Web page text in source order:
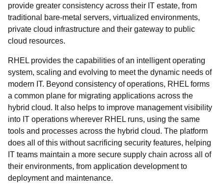
provide greater consistency across their IT estate, from
traditional bare-metal servers, virtualized environments,
private cloud infrastructure and their gateway to public
cloud resources.
RHEL provides the capabilities of an intelligent operating
system, scaling and evolving to meet the dynamic needs of
modern IT. Beyond consistency of operations, RHEL forms
a common plane for migrating applications across the
hybrid cloud. It also helps to improve management visibility
into IT operations wherever RHEL runs, using the same
tools and processes across the hybrid cloud. The platform
does all of this without sacrificing security features, helping
IT teams maintain a more secure supply chain across all of
their environments, from application development to
deployment and maintenance.